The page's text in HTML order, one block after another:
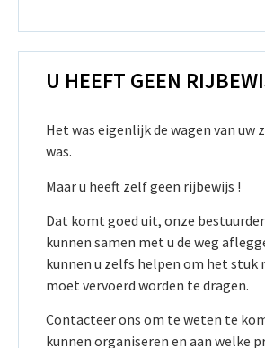
U HEEFT GEEN
Het was eigenlijk de wagen van uw
was.
Maar u heeft zelf geen rijbewijs !
Dat komt goed uit, onze
kunnen samen met u de weg
kunnen u zelfs helpen om het stuk
moet vervoerd worden te dragen.
Contacteer ons om te weten te
kunnen organiseren en aan welke